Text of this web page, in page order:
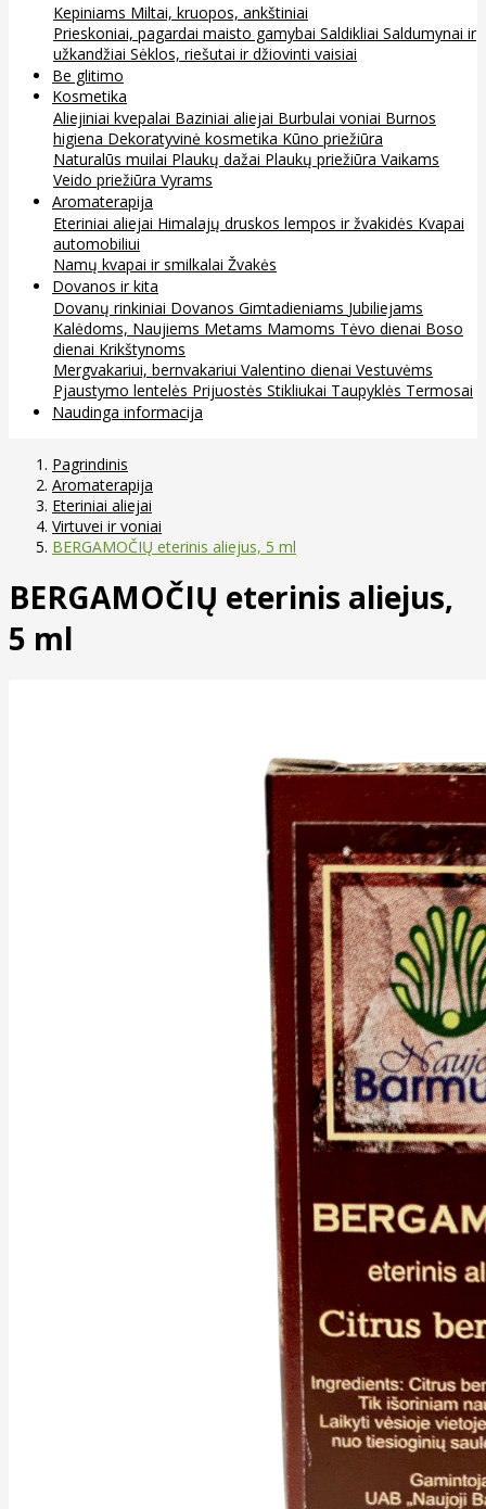
Kepiniams Miltai, kruopos, ankštiniai
Prieskoniai, pagardai maisto gamybai Saldikliai Saldumynai ir
užkandžiai Sėklos, riešutai ir džiovinti vaisiai
Be glitimo
Kosmetika
Aliejiniai kvepalai Baziniai aliejai Burbulai voniai Burnos
higiena Dekoratyvinė kosmetika Kūno priežiūra
Naturalūs muilai Plaukų dažai Plaukų priežiūra Vaikams
Veido priežiūra Vyrams
Aromaterapija
Eteriniai aliejai Himalajų druskos lempos ir žvakidės Kvapai
automobiliui
Namų kvapai ir smilkalai Žvakės
Dovanos ir kita
Dovanų rinkiniai Dovanos Gimtadieniams Jubiliejams
Kalėdoms, Naujiems Metams Mamoms Tėvo dienai Boso
dienai Krikštynoms
Mergvakariui, bernvakariui Valentino dienai Vestuvėms
Pjaustymo lentelės Prijuostės Stikliukai Taupyklės Termosai
Naudinga informacija
Pagrindinis
Aromaterapija
Eteriniai aliejai
Virtuvei ir voniai
BERGAMOČIŲ eterinis aliejus, 5 ml
BERGAMOČIŲ eterinis aliejus,
5 ml